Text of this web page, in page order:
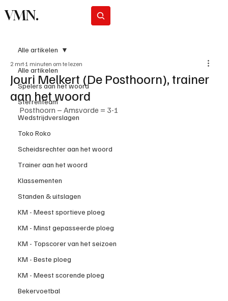
VMN.
Alle artikelen
Spelers aan het woord
Sterrenteam
Wedstrijdverslagen
Toko Roko
Scheidsrechter aan het woord
Trainer aan het woord
Klassementen
Standen & uitslagen
KM - Meest sportieve ploeg
KM - Minst gepasseerde ploeg
KM - Topscorer van het seizoen
KM - Beste ploeg
KM - Meest scorende ploeg
Bekervoetbal
Alle artikelen
Jouri Melkert (De Posthoorn), trainer
aan het woord
2 mrt 1 minuten om te lezen
Posthoorn – Amsvorde = 3-1